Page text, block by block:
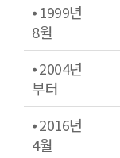
⦁ 1999년
8월
⦁ 2004년
부터
⦁ 2016년
4월